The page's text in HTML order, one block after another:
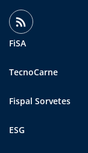
FiSA
TecnoCarne
Fispal Sorvetes
ESG